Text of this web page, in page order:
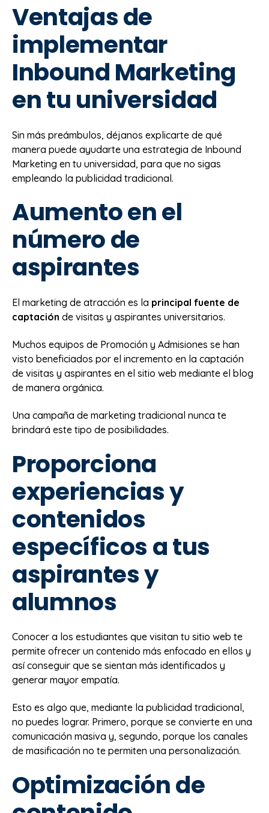
Ventajas de
implementar
Inbound Marketing
en tu universidad
Sin más preámbulos, déjanos explicarte de qué
manera puede ayudarte una estrategia de Inbound
Marketing en tu universidad, para que no sigas
empleando la publicidad tradicional.
Aumento en el
número de
aspirantes
El marketing de atracción es la principal fuente de
captación de visitas y aspirantes universitarios.
Muchos equipos de Promoción y Admisiones se han
visto beneficiados por el incremento en la captación
de visitas y aspirantes en el sitio web mediante el blog
de manera orgánica.
Una campaña de marketing tradicional nunca te
brindará este tipo de posibilidades.
Proporciona
experiencias y
contenidos
específicos a tus
aspirantes y
alumnos
Conocer a los estudiantes que visitan tu sitio web te
permite ofrecer un contenido más enfocado en ellos y
así conseguir que se sientan más identificados y
generar mayor empatía.
Esto es algo que, mediante la publicidad tradicional,
no puedes lograr. Primero, porque se convierte en una
comunicación masiva y, segundo, porque los canales
de masificación no te permiten una personalización.
Optimización de